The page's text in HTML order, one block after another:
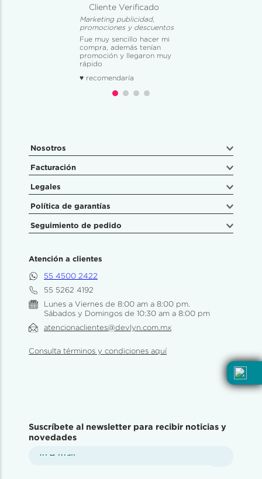
Cliente Verificado
Marketing publicidad,
promociones y descuentos
Fue muy sencillo hacer mi
compra, además tenían
promoción y llegaron muy
rápido
♥ recomendaría
Nosotros
Facturación
Legales
Política de garantías
Seguimiento de pedido
Atención a clientes
55 4500 2422
55 5262 4192
Lunes a Viernes de 8:00 am a 8:00 pm.
Sábados y Domingos de 10:30 am a 8:00 pm
atencionaclientes@devlyn.com.mx
Consulta términos y condiciones aquí
Suscríbete al newsletter para recibir noticias y
novedades